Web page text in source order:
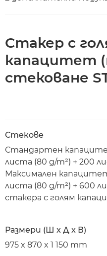
Стакер с
капацитет
стековане
Стекове
Стандартен
листа (80 g/m²) + 200
Максимален
листа (80 g/m²) + 600
стакера с голям
Размери (Ш x Д x В)
975 x 870 x 1 150 mm